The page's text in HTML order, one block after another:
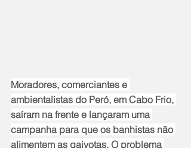
Moradores, comerciantes e
ambientalistas do Peró, em Cabo Frio,
saíram na frente e lançaram uma
campanha para que os banhistas não
alimentem as gaivotas. O problema